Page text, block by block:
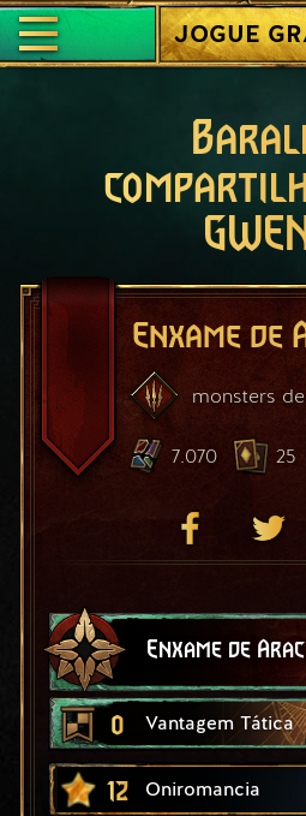
JOGUE
Enxame de
monsters
7.070 25
Enxame de
0 Vantagem Tática
12 Oniromancia